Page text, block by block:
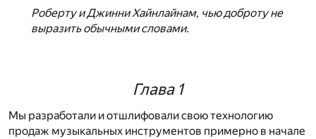
Роберту и Джинни Хайнлайнам, чью доброту не
выразить обычными словами.
Глава 1
Мы разработали и отшлифовали свою технологию
продаж музыкальных инструментов примерно в начале